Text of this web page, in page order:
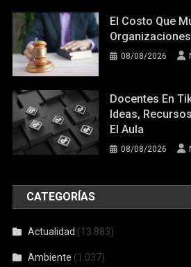
El Costo Que
08/08/2026
Docentes En
Ideas,
El Aula
08/08/2026
CATEGORÍAS
Actualidad (13.883)
Ambiente (1.037)